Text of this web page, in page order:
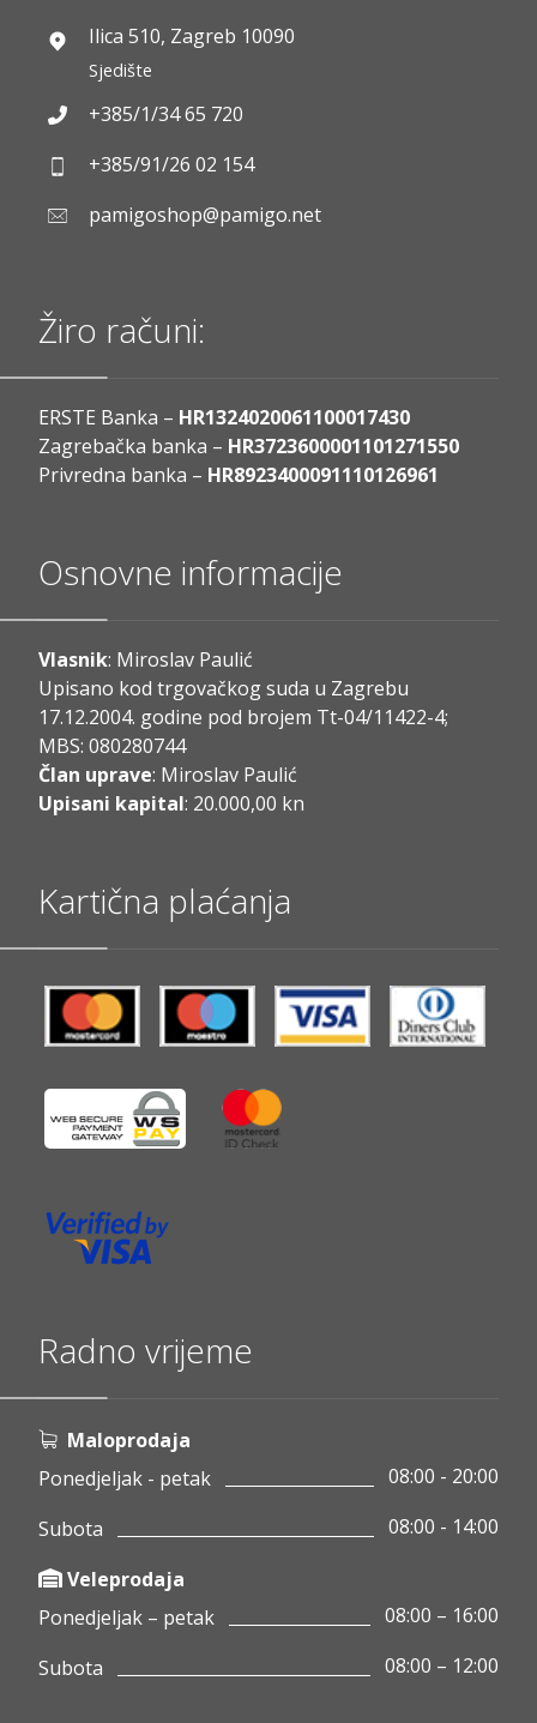
Ilica 510, Zagreb 10090
Sjedište
+385/1/34 65 720
+385/91/26 02 154
pamigoshop@pamigo.net
Žiro računi:
ERSTE Banka – HR1324020061100017430
Zagrebačka banka – HR3723600001101271550
Privredna banka – HR8923400091110126961
Osnovne informacije
Vlasnik: Miroslav Paulić
Upisano kod trgovačkog suda u Zagrebu
17.12.2004. godine pod brojem Tt-04/11422-4;
MBS: 080280744
Član uprave: Miroslav Paulić
Upisani kapital: 20.000,00 kn
Kartična plaćanja
Radno vrijeme
Maloprodaja
Ponedjeljak - petak
08:00 - 20:00
Subota
08:00 - 14:00
Veleprodaja
Ponedjeljak – petak
08:00 – 16:00
Subota
08:00 – 12:00